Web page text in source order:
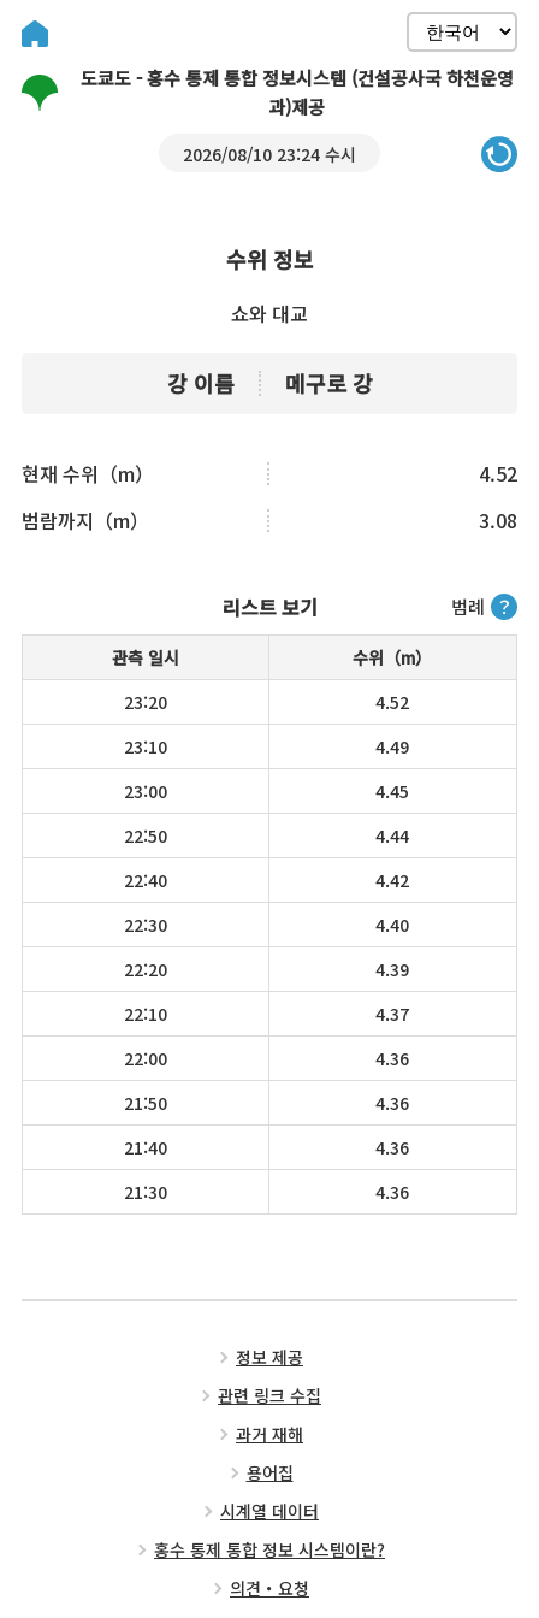
도쿄도 - 홍수 통제 통합 정보시스템 (건설공사국 하천운영
과)제공
2026/08/10 23:24 수시
수위 정보
쇼와 대교
강 이름 메구로 강
현재 수위（m）
4.52
범람까지（m）
3.08
범례 ？
리스트 보기
관측 일시
수위（m）
23:20
4.52
23:10
4.49
23:00
4.45
22:50
4.44
22:40
4.42
22:30
4.40
22:20
4.39
22:10
4.37
22:00
4.36
21:50
4.36
21:40
4.36
21:30
4.36
정보 제공
관련 링크 수집
과거 재해
용어집
시계열 데이터
홍수 통제 통합 정보 시스템이란?
의견・요청